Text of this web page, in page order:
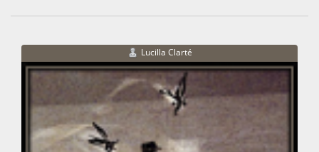
Lucilla Clarté